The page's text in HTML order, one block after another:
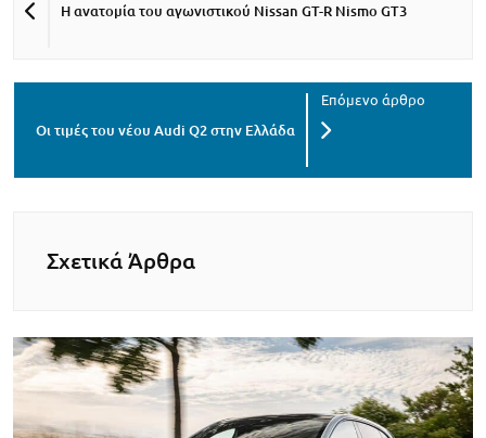
Η ανατομία του αγωνιστικού Nissan GT-R Nismo GT3
Οι τιμές του νέου Audi Q2 στην Ελλάδα
Σχετικά Άρθρα